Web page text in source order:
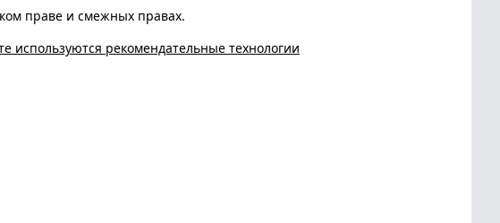
праве и смежных правах.
используются рекомендательные технологии